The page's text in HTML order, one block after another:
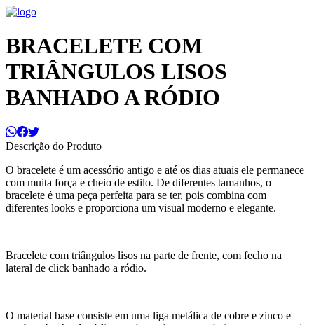
BRACELETE COM
TRIÂNGULOS LISOS
BANHADO A RÓDIO
Descrição do Produto
O bracelete é um acessório antigo e até os dias atuais ele permanece
com muita força e cheio de estilo. De diferentes tamanhos, o
bracelete é uma peça perfeita para se ter, pois combina com
diferentes looks e proporciona um visual moderno e elegante.
Bracelete com triângulos lisos na parte de frente, com fecho na
lateral de click banhado a ródio.
O material base consiste em uma liga metálica de cobre e zinco e